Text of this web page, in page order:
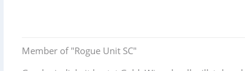
Member of "Rogue Unit SC"